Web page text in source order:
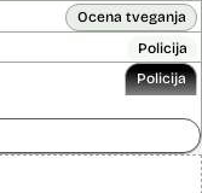
Ocena tveganja
Policija
Policija
Neznana ?